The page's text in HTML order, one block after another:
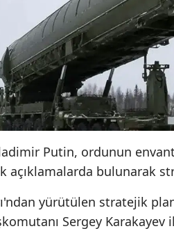
Putin, ordunun
açıklamalarda bulunarak
yürütülen stratejik
Sergey Karakayev